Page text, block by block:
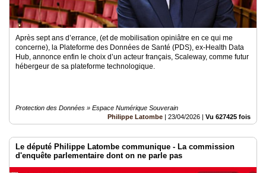
Après sept ans d’errance, (et de mobilisation opiniâtre en ce qui me
concerne), la Plateforme des Données de Santé (PDS), ex-Health Data
Hub, annonce enfin le choix d’un acteur français, Scaleway, comme futur
hébergeur de sa plateforme technologique.
Protection des Données » Espace Numérique Souverain
Philippe Latombe | 23/04/2026 | Vu 627425 fois
Le député Philippe Latombe communique - La commission
d'enquête parlementaire dont on ne parle pas